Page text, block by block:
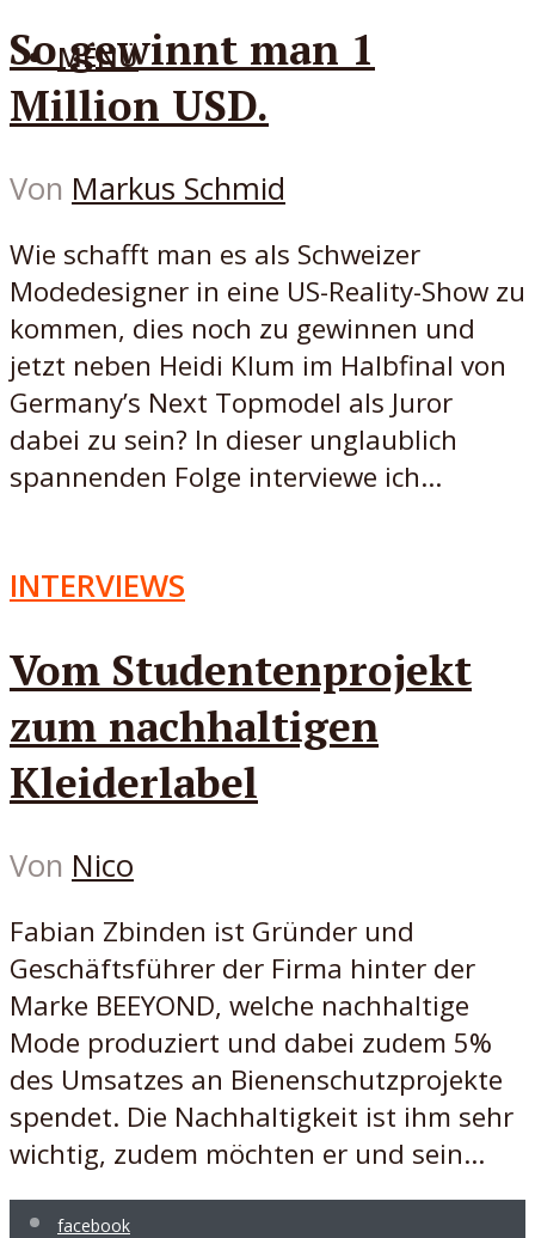
MENÜ
So gewinnt man 1
Million USD.
Von Markus Schmid
Wie schafft man es als Schweizer
Modedesigner in eine US-Reality-Show zu
kommen, dies noch zu gewinnen und
jetzt neben Heidi Klum im Halbfinal von
Germany’s Next Topmodel als Juror
dabei zu sein? In dieser unglaublich
spannenden Folge interviewe ich...
INTERVIEWS
Vom Studentenprojekt
zum nachhaltigen
Kleiderlabel
Von Nico
Fabian Zbinden ist Gründer und
Geschäftsführer der Firma hinter der
Marke BEEYOND, welche nachhaltige
Mode produziert und dabei zudem 5%
des Umsatzes an Bienenschutzprojekte
spendet. Die Nachhaltigkeit ist ihm sehr
wichtig, zudem möchten er und sein...
facebook